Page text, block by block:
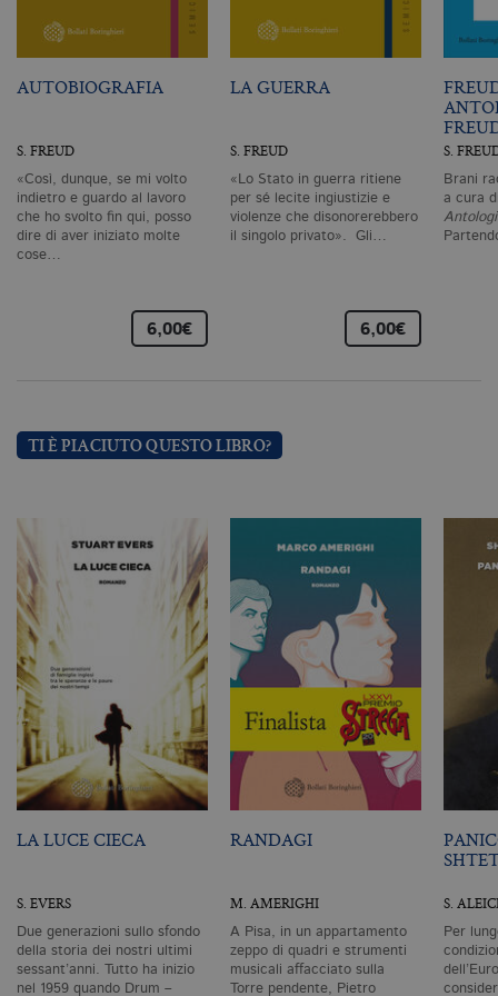
AUTOBIOGRAFIA
S. FREUD
«Così, dunque, se mi volto
indietro e guardo al lavoro
che ho svolto fin qui, posso
dire di aver iniziato molte
cose…
6,00€
LA GUERRA
S. FREUD
«Lo Stato in guerra ritiene
per sé lecite ingiustizie e
violenze che disonorerebbero
il singolo privato». Gli…
6,00€
S.
Brani
a cura
TI È PIACIUTO QUESTO LIBRO?
LA LUCE CIECA
S. EVERS
Due generazioni sullo sfondo
della storia dei nostri ultimi
sessant’anni. Tutto ha inizio
nel 1959 quando Drum –
RANDAGI
M. AMERIGHI
A Pisa, in un appartamento
zeppo di quadri e strumenti
musicali affacciato sulla
Torre pendente, Pietro
S.
Per
sito Web non può essere utilizzato
correttamente senza i cookie
strettamente necessari. Col rispetto
cookie analitici sono equiparati ai
Dominio Scadenza
CookieScriptConsent
.bollatiboringhieri.it 1 mese